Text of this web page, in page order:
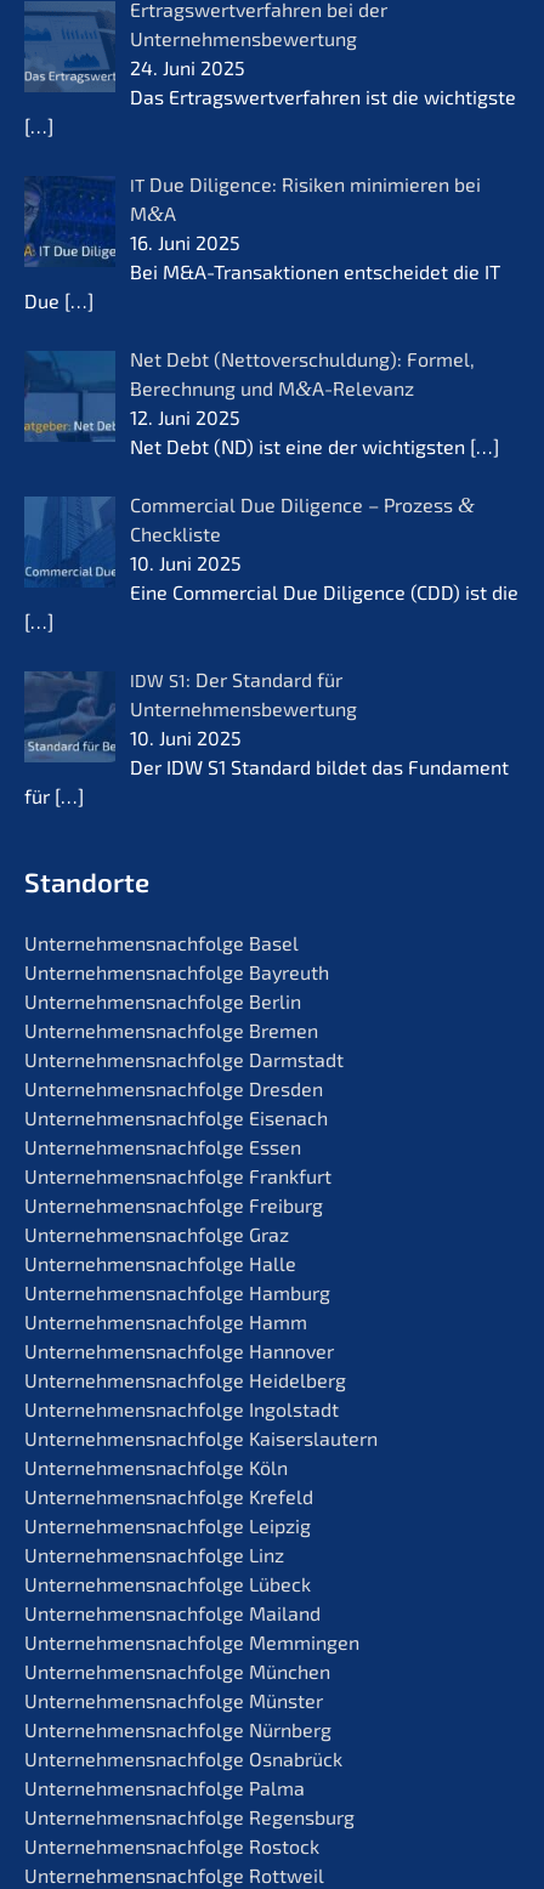
Ertrags­wert­ver­fah­ren bei der
Unternehmensbewertung
24. Juni 2025
Das Ertrags­wert­ver­fah­ren ist die wichtigs­te
[…]
IT Due Diligence: Risiken minimie­ren bei
M&A
16. Juni 2025
Bei M&A-Transaktionen entschei­det die IT
Due […]
Net Debt (Netto­ver­schul­dung): Formel,
Berech­nung und M&A-Relevanz
12. Juni 2025
Net Debt (ND) ist eine der wichtigs­ten […]
Commer­cial Due Diligence – Prozess &
Checkliste
10. Juni 2025
Eine Commer­cial Due Diligence (CDD) ist die
[…]
IDW S1: Der Standard für
Unternehmensbewertung
10. Juni 2025
Der IDW S1 Standard bildet das Funda­ment
für […]
Standorte
Unternehmens­nachfolge Basel
Unternehmens­nachfolge Bayreuth
Unternehmens­nachfolge Berlin
Unternehmens­nachfolge Bremen
Unternehmens­nachfolge Darmstadt
Unternehmens­nachfolge Dresden
Unternehmens­nachfolge Eisenach
Unternehmens­nachfolge Essen
Unternehmens­nachfolge Frankfurt
Unternehmens­nachfolge Freiburg
Unternehmens­nachfolge Graz
Unternehmens­nachfolge Halle
Unternehmens­nachfolge Hamburg
Unternehmens­nachfolge Hamm
Unternehmens­nachfolge Hannover
Unternehmens­nachfolge Heidelberg
Unternehmens­nachfolge Ingolstadt
Unternehmens­nachfolge Kaiserslautern
Unternehmens­nachfolge Köln
Unternehmens­nachfolge Krefeld
Unternehmens­nachfolge Leipzig
Unternehmens­nachfolge Linz
Unternehmens­nachfolge Lübeck
Unternehmens­nachfolge Mailand
Unternehmens­nachfolge Memmingen
Unternehmens­nachfolge München
Unternehmens­nachfolge Münster
Unternehmens­nachfolge Nürnberg
Unternehmens­nachfolge Osnabrück
Unternehmens­nachfolge Palma
Unternehmens­nachfolge Regensburg
Unternehmens­nachfolge Rostock
Unternehmens­nachfolge Rottweil